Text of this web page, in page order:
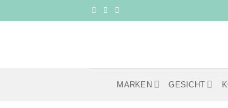
Inhalt
MARKEN GESICHT